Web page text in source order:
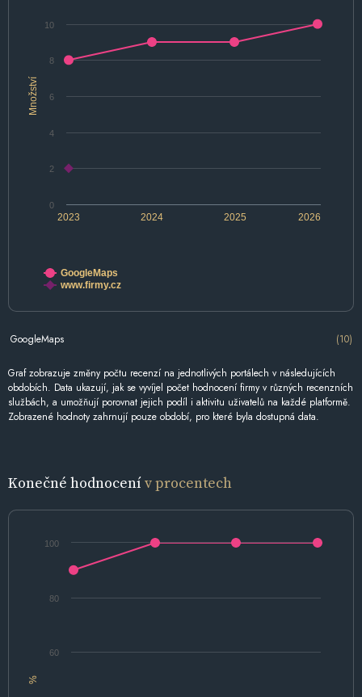
Množství
2024 2026
2023 2025
0
2
4
6
8
10
GoogleMaps
www.firmy.cz
GoogleMaps (10)
Graf zobrazuje změny počtu recenzí na jednotlivých portálech v následujících
obdobích. Data ukazují, jak se vyvíjel počet hodnocení firmy v různých recenzních
službách, a umožňují porovnat jejich podíl i aktivitu uživatelů na každé platformě.
Zobrazené hodnoty zahrnují pouze období, pro které byla dostupná data.
Konečné hodnocenív procentech
%
60
80
100